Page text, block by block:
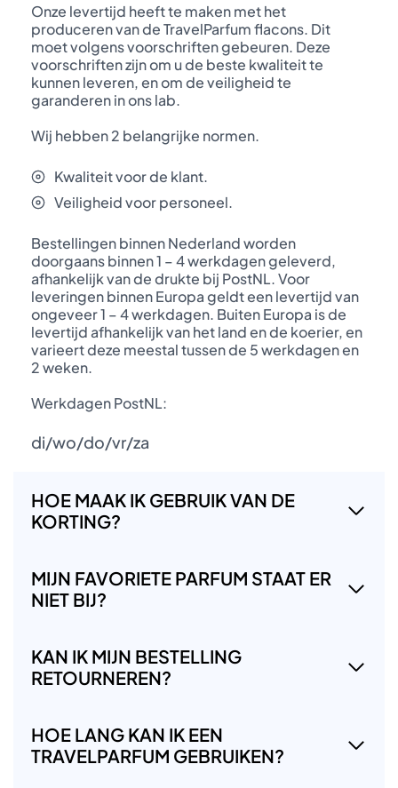
Onze levertijd heeft te maken met het
produceren van de TravelParfum flacons. Dit
moet volgens voorschriften gebeuren. Deze
voorschriften zijn om u de beste kwaliteit te
kunnen leveren, en om de veiligheid te
garanderen in ons lab.
Wij hebben 2 belangrijke normen.
Kwaliteit voor de klant.
Veiligheid voor personeel.
Bestellingen binnen Nederland worden
doorgaans binnen 1 – 4 werkdagen geleverd,
afhankelijk van de drukte bij PostNL. Voor
leveringen binnen Europa geldt een levertijd van
ongeveer 1 – 4 werkdagen. Buiten Europa is de
levertijd afhankelijk van het land en de koerier, en
varieert deze meestal tussen de 5 werkdagen en
2 weken.
Werkdagen PostNL:
di/wo/do/vr/za
HOE MAAK IK GEBRUIK VAN DE
KORTING?
MIJN FAVORIETE PARFUM STAAT ER
NIET BIJ?
KAN IK MIJN BESTELLING
RETOURNEREN?
HOE LANG KAN IK EEN
TRAVELPARFUM GEBRUIKEN?